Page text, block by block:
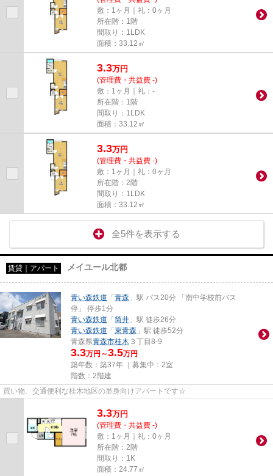
敷：1ヶ月｜礼：0ヶ月
所在階：1階
間取り：1LDK
面積：33.12㎡
3.3万円
(管理費・共益費 -)
敷：1ヶ月｜礼：-
所在階：1階
間取り：1LDK
面積：33.12㎡
3.3万円
(管理費・共益費 -)
敷：1ヶ月｜礼：0ヶ月
所在階：2階
間取り：1LDK
面積：33.12㎡
全5件を表示する
賃貸｜アパート メイユール北都
青い森鉄道 「 青森 」駅 バス20分 「南中学校前バス
停」 停歩1分
青い森鉄道 「 筒井 」駅 徒歩26分
青い森鉄道 「 東青森 」駅 徒歩52分
青森県青森市桂木 ３丁目8-9
3.3万円～3.5万円
築年数：築37年 ｜募集中： 2室
階数：2階建
買い物、交通便利な桂木地区の単身向けアパートです☆
3.3万円
(管理費・共益費 -)
敷：1ヶ月｜礼：0ヶ月
所在階：2階
間取り：1K
面積：24.77㎡